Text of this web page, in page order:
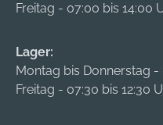
Freitag - 07:00 bis 14:00
Lager:
Montag bis Donnerstag -
Freitag - 07:30 bis 12:30